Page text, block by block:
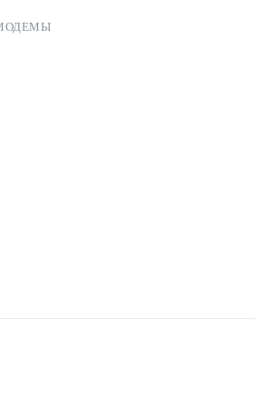
МОДЕМЫ